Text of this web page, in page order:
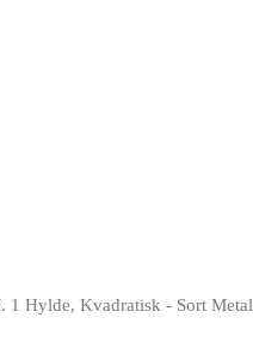
1 Hylde, Kvadratisk - Sort Metal